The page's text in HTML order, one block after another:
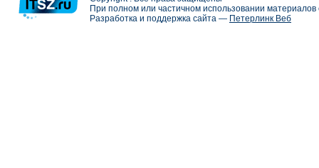
При полном или частичном использовании
Разработка и поддержка сайта — Петерлинк Веб